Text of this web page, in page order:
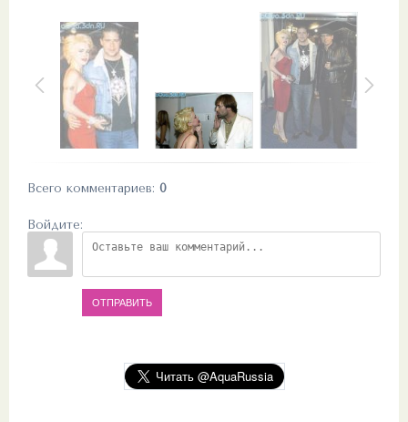
Всего комментариев: 0
Войдите:
ОТПРАВИТЬ